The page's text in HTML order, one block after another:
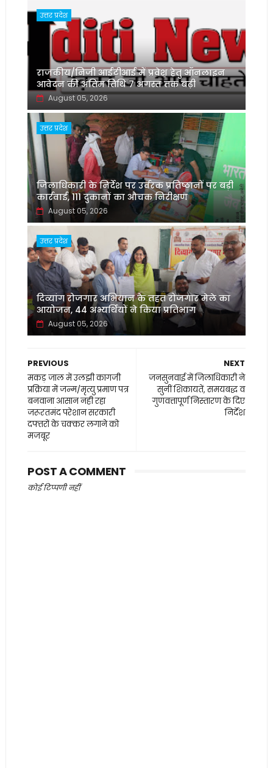
उत्तर प्रदेश
राजकीय/निजी आईटीआई में प्रवेश हेतु ऑनलाइन
आवेदन की अंतिम तिथि 7 अगस्त तक बढ़ी
August 05, 2026
उत्तर प्रदेश
जिलाधिकारी के निर्देश पर उर्वरक प्रतिष्ठानों पर बड़ी
कार्रवाई, 111 दुकानों का औचक निरीक्षण
August 05, 2026
उत्तर प्रदेश
दिव्यांग रोजगार अभियान के तहत रोजगार मेले का
आयोजन, 44 अभ्यर्थियों ने किया प्रतिभाग
August 05, 2026
NEXT
जनसुनवाई में जिलाधिकारी ने
सुनीं शिकायतें, समयबद्ध व
गुणवत्तापूर्ण निस्तारण के दिए
निर्देश
PREVIOUS
मकड़ जाल में उलझी कागजी
प्रक्रिया में जन्म/मृत्यु प्रमाण पत्र
बनवाना आसान नही रहा
जरूरतमंद परेशान सरकारी
दफ्तरों के चक्कर लगाने को
मजबूर
POST A COMMENT
कोई टिप्पणी नहीं